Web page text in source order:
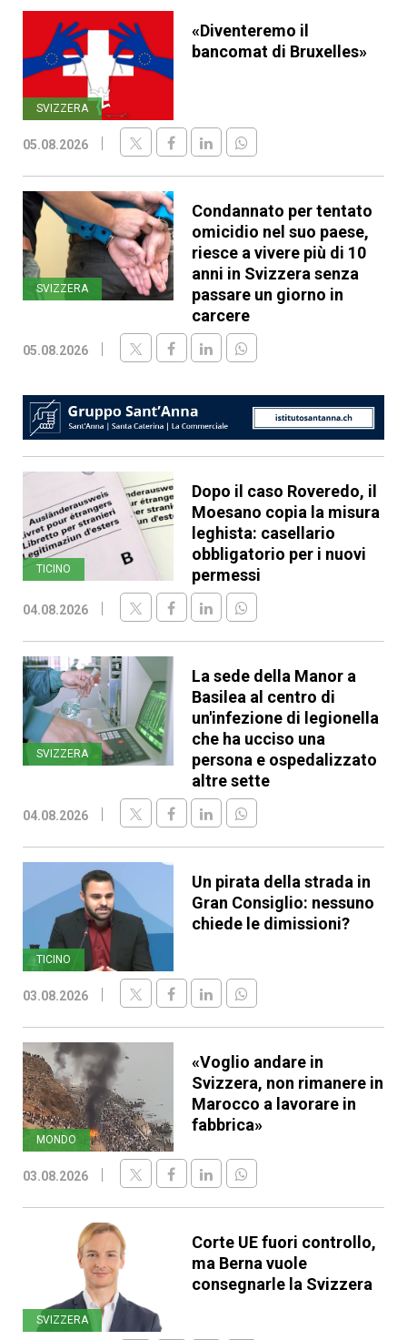
SVIZZERA
«Diventeremo il
bancomat di Bruxelles»
05.08.2026
SVIZZERA
Condannato per tentato
omicidio nel suo paese,
riesce a vivere più di 10
anni in Svizzera senza
passare un giorno in
carcere
05.08.2026
TICINO
Dopo il caso Roveredo, il
Moesano copia la misura
leghista: casellario
obbligatorio per i nuovi
permessi
04.08.2026
SVIZZERA
La sede della Manor a
Basilea al centro di
un'infezione di legionella
che ha ucciso una
persona e ospedalizzato
altre sette
04.08.2026
TICINO
Un pirata della strada in
Gran Consiglio: nessuno
chiede le dimissioni?
03.08.2026
MONDO
«Voglio andare in
Svizzera, non rimanere in
Marocco a lavorare in
fabbrica»
03.08.2026
SVIZZERA
Corte UE fuori controllo,
ma Berna vuole
consegnarle la Svizzera